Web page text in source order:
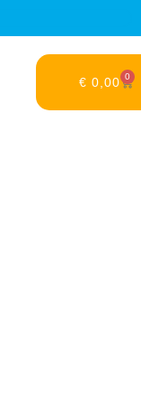
€ 0,00 0